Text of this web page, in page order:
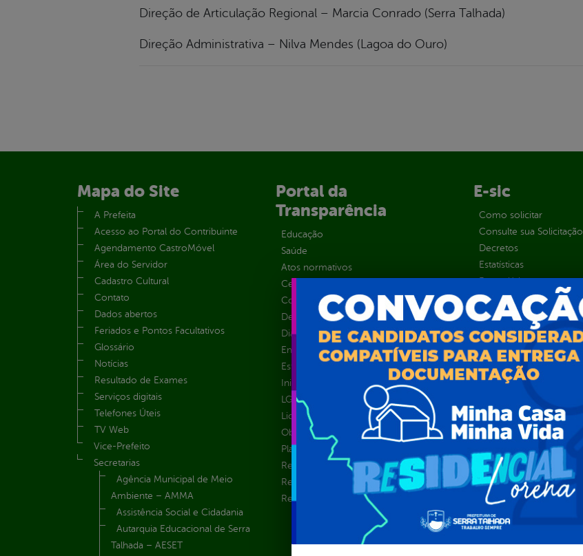
Direção de Articulação Regional – Marcia Conrado (Serra Talhada)
Direção Administrativa – Nilva Mendes (Lagoa do Ouro)
Mapa do Site
A Prefeita
Acesso ao Portal do Contribuinte
Agendamento CastroMóvel
Área do Servidor
Cadastro Cultural
Contato
Dados abertos
Feriados e Pontos Facultativos
Glossário
Notícias
Resultado de Exames
Serviços digitais
Telefones Úteis
TV Web
Vice-Prefeito
Secretarias
Agência Municipal de Meio
Ambiente – AMMA
Assistência Social e Cidadania
Autarquia Educacional de Serra
Talhada – AESET
Portal da
Transparência
Educação
Saúde
Atos normativos
Central de Dúvidas
Convênios e Transferências
Despesas
Diárias
Emendas parlamentares
Estrutura Organizacional
Inicio
LGPD e Governo Digital
Licitações e Contratos
Obras Públicas
Planejamento e Prestação de Contas
Receitas
Recursos Humanos
Renúncias de Receitas
E-sic
Como solicitar
Consulte sua Solicitação
Decretos
Estatísticas
Formulários
Prazos e autoridades
Sic Físico
Solicitar Recurso
Solicitar um pedido